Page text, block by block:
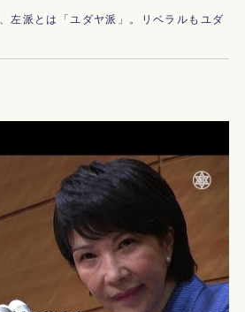
左派とは「ユダヤ派」。リベラルもユダ